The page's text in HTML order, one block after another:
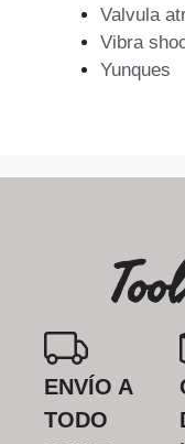
Valvula
Vibra
Yunques
ENVÍO A
TODO